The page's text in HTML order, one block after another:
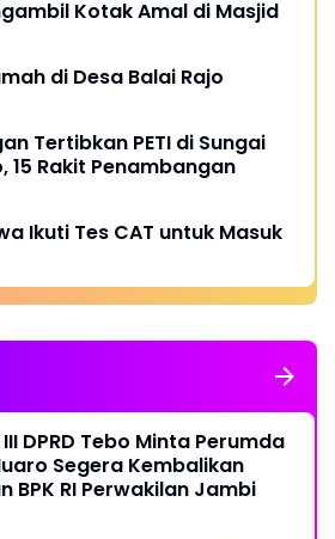
Kotak Amal di Masjid
di Desa Balai Rajo
Tertibkan PETI di Sungai
15 Rakit Penambangan
Ikuti Tes CAT untuk Masuk
DPRD Tebo Minta Perumda
Segera Kembalikan
BPK RI Perwakilan Jambi